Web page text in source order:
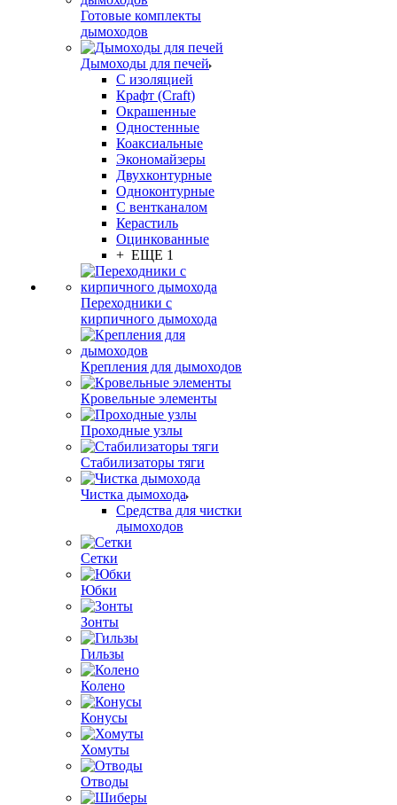
Готовые комплекты
дымоходов
Дымоходы для печей
С изоляцией
Крафт (Craft)
Окрашенные
Одностенные
Коаксиальные
Экономайзеры
Двухконтурные
Одноконтурные
С вентканалом
Керастиль
Оцинкованные
+ ЕЩЕ 1
Переходники с
кирпичного дымохода
Крепления для дымоходов
Кровельные элементы
Проходные узлы
Стабилизаторы тяги
Чистка дымохода
Средства для чистки
дымоходов
Сетки
Юбки
Зонты
Гильзы
Колено
Конусы
Хомуты
Отводы